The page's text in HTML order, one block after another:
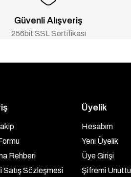
Güvenli Alışveriş
256bit SSL Sertifikası
Rehberi
Satış Sözleşmesi
Üyelik
Hesabım
Yeni Üyelik
Üye Girişi
Şifremi